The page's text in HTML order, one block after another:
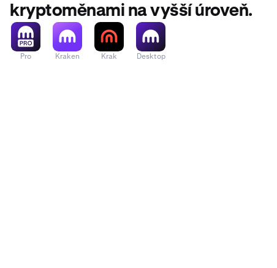
kryptoměnami na vyšší úroveň.
Pro Kraken Krak Desktop